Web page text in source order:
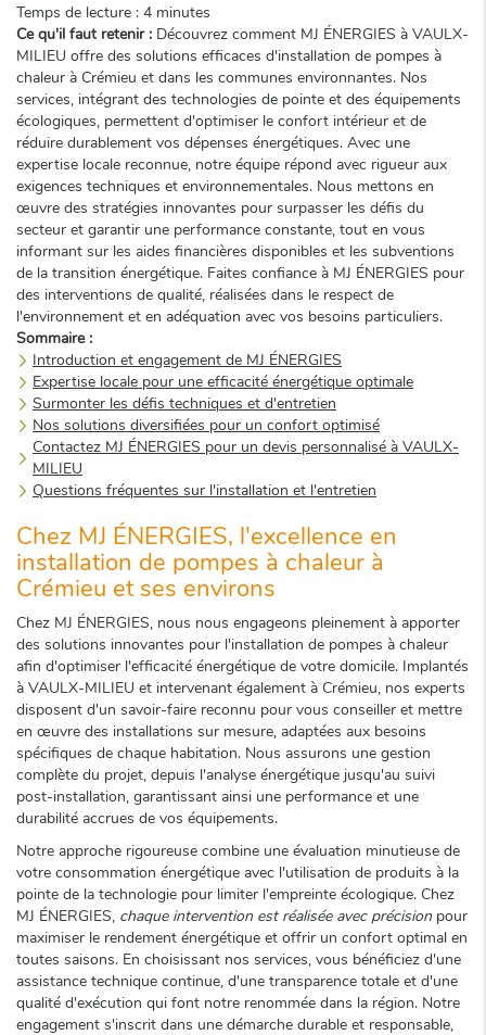
Temps de lecture : 4 minutes
Ce qu'il faut retenir : Découvrez comment MJ ÉNERGIES à VAULX-
MILIEU offre des solutions efficaces d'installation de pompes à
chaleur à Crémieu et dans les communes environnantes. Nos
services, intégrant des technologies de pointe et des équipements
écologiques, permettent d'optimiser le confort intérieur et de
réduire durablement vos dépenses énergétiques. Avec une
expertise locale reconnue, notre équipe répond avec rigueur aux
exigences techniques et environnementales. Nous mettons en
œuvre des stratégies innovantes pour surpasser les défis du
secteur et garantir une performance constante, tout en vous
informant sur les aides financières disponibles et les subventions
de la transition énergétique. Faites confiance à MJ ÉNERGIES pour
des interventions de qualité, réalisées dans le respect de
l'environnement et en adéquation avec vos besoins particuliers.
Sommaire :
Introduction et engagement de MJ ÉNERGIES
Expertise locale pour une efficacité énergétique optimale
Surmonter les défis techniques et d'entretien
Nos solutions diversifiées pour un confort optimisé
Contactez MJ ÉNERGIES pour un devis personnalisé à VAULX-
MILIEU
Questions fréquentes sur l'installation et l'entretien
Chez MJ ÉNERGIES, l'excellence en
installation de pompes à chaleur à
Crémieu et ses environs
Chez MJ ÉNERGIES, nous nous engageons pleinement à apporter
des solutions innovantes pour l'installation de pompes à chaleur
afin d'optimiser l'efficacité énergétique de votre domicile. Implantés
à VAULX-MILIEU et intervenant également à Crémieu, nos experts
disposent d'un savoir-faire reconnu pour vous conseiller et mettre
en œuvre des installations sur mesure, adaptées aux besoins
spécifiques de chaque habitation. Nous assurons une gestion
complète du projet, depuis l'analyse énergétique jusqu'au suivi
post-installation, garantissant ainsi une performance et une
durabilité accrues de vos équipements.
Notre approche rigoureuse combine une évaluation minutieuse de
votre consommation énergétique avec l'utilisation de produits à la
pointe de la technologie pour limiter l'empreinte écologique. Chez
MJ ÉNERGIES, chaque intervention est réalisée avec précision pour
maximiser le rendement énergétique et offrir un confort optimal en
toutes saisons. En choisissant nos services, vous bénéficiez d'une
assistance technique continue, d'une transparence totale et d'une
qualité d'exécution qui font notre renommée dans la région. Notre
engagement s'inscrit dans une démarche durable et responsable,